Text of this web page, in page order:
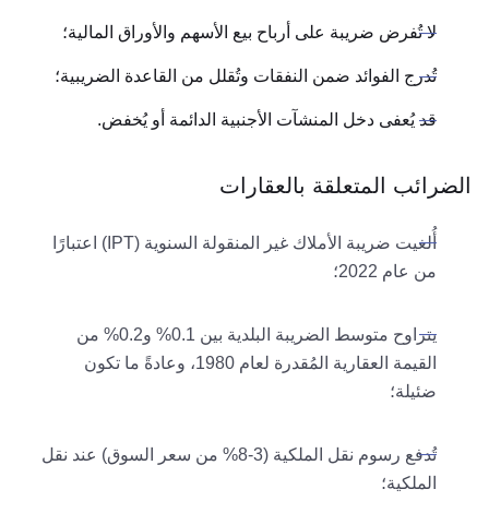
لا تُفرض ضريبة على أرباح بيع الأسهم والأوراق المالية؛
تُدرج الفوائد ضمن النفقات وتُقلل من القاعدة الضريبية؛
قد يُعفى دخل المنشآت الأجنبية الدائمة أو يُخفض.
الضرائب المتعلقة بالعقارات
أُلغيت ضريبة الأملاك غير المنقولة السنوية (IPT) اعتبارًا
من عام 2022؛
يتراوح متوسط ​​الضريبة البلدية بين 0.1% و0.2% من
القيمة العقارية المُقدرة لعام 1980، وعادةً ما تكون
ضئيلة؛
تُدفع رسوم نقل الملكية (3-8% من سعر السوق) عند نقل
الملكية؛